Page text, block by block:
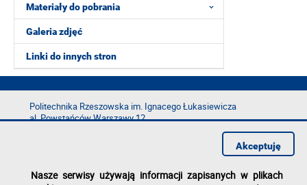
Materiały do pobrania
Galeria zdjęć
Linki do innych stron
Politechnika Rzeszowska im. Ignacego Łukasiewicza
al. Powstańców Warszawy 12
e-mail:kancelaria@prz.edu.pl
Nasze serwisy używają informacji zapisanych w plikach
Akceptuję